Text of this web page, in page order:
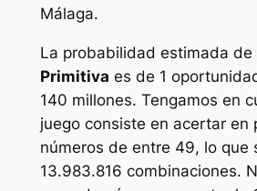
Málaga.
La probabilidad estimada de
Primitiva es de 1
140 millones. Tengamos en
juego consiste en acertar en
números de entre 49, lo que
13.983.816 combinaciones.